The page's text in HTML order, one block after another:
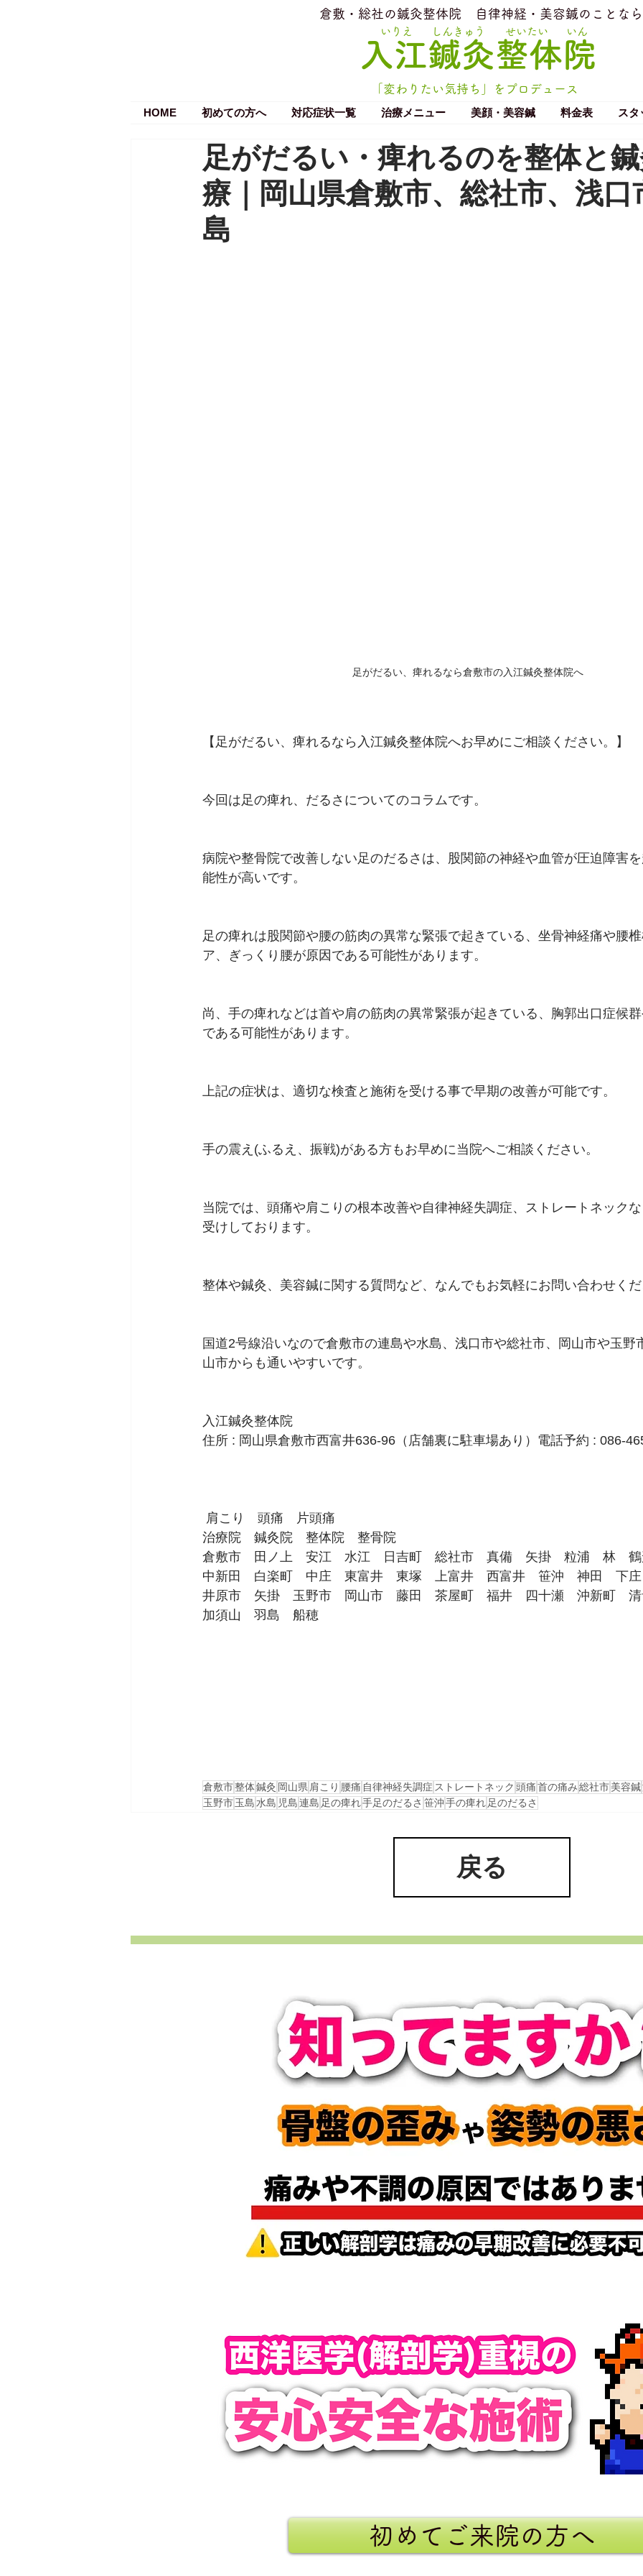
いりえ
​倉敷・総社の鍼灸整体院 ​自律神経・美容鍼のことなら
​入江鍼灸整体院
せいたい
しんきゅう いん
「変わりたい気持ち」をプロデュース
HOME
初めての方へ 対応症状一覧 治療メニュー 美顔・美容鍼 料金表 スタ
足がだるい・痺れるのを整体と
療｜岡山県倉敷市、総社市、浅口
島
足がだるい、痺れるなら倉敷市の入江鍼灸整体院へ
【足がだるい、痺れるなら入江鍼灸整体院へお早めにご相談ください。】
今回は足の痺れ、だるさについてのコラムです。
病院や整骨院で改善しない足のだるさは、股関節の神経や血管が圧迫障害
能性が高いです。
足の痺れは股関節や腰の筋肉の異常な緊張で起きている、坐骨神経痛や腰
ア、ぎっくり腰が原因である可能性があります。
尚、手の痺れなどは首や肩の筋肉の異常緊張が起きている、胸郭出口症候
である可能性があります。
上記の症状は、適切な検査と施術を受ける事で早期の改善が可能です。
手の震え(ふるえ、振戦)がある方もお早めに当院へご相談ください。
当院では、頭痛や肩こりの根本改善や自律神経失調症、ストレートネック
受けしております。
整体や鍼灸、美容鍼に関する質問など、なんでもお気軽にお問い合わせくだ
国道2号線沿いなので倉敷市の連島や水島、浅口市や総社市、岡山市や玉野
山市からも通いやすいです。
入江鍼灸整体院
住所 : 岡山県倉敷市西富井636-96（店舗裏に駐車場あり）電話予約 : 086-
肩こり　頭痛　片頭痛
治療院　鍼灸院　整体院　整骨院
倉敷市　田ノ上　安江　水江　日吉町　総社市　真備　矢掛　粒浦　林　
中新田　白楽町　中庄　東富井　東塚　上富井　西富井　笹沖　神田　下
井原市　矢掛　玉野市　岡山市　藤田　茶屋町　福井　四十瀬　沖新町　
加須山　羽島　船穂
倉敷市整体鍼灸 岡山県肩こり 腰痛 自律神経失調症 ストレートネック 頭痛首の痛み総社市美容鍼
玉野市玉島水島 児島連島 足の痺れ手足のだるさ 笹沖手の痺れ足のだるさ
戻る
初めてご来院の方へ